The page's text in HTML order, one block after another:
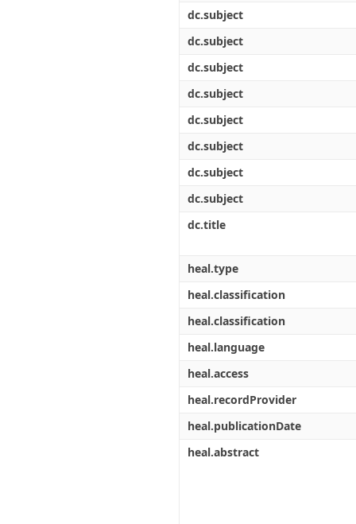
dc.subject
dc.subject
dc.subject
dc.subject
dc.subject
dc.subject
dc.subject
dc.subject
dc.title
heal.type
heal.classification
heal.classification
heal.language
heal.access
heal.recordProvider
heal.publicationDate
heal.abstract